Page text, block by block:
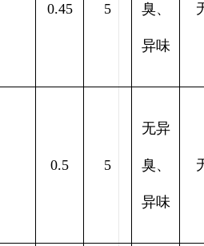
0.45 5 臭、
异味
0.5 5
无异
臭、
异味